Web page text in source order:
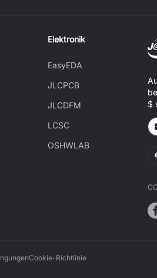
Elektronik
EasyEDA
JLCPCB
JLCDFM
LCSC
OSHWLAB
$
Cookie-Richtlinie